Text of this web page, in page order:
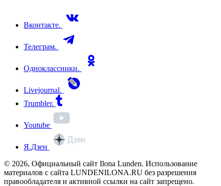
Вконтакте.
Телеграм.
Одноклассники.
Livejournal.
Trumbler.
Youtube
Я.Дзен
© 2026, Официальный сайт Ilona Lunden. Использование
материалов с сайта LUNDENILONA.RU без разрешения
правообладателя и активной ссылки на сайт запрещено.